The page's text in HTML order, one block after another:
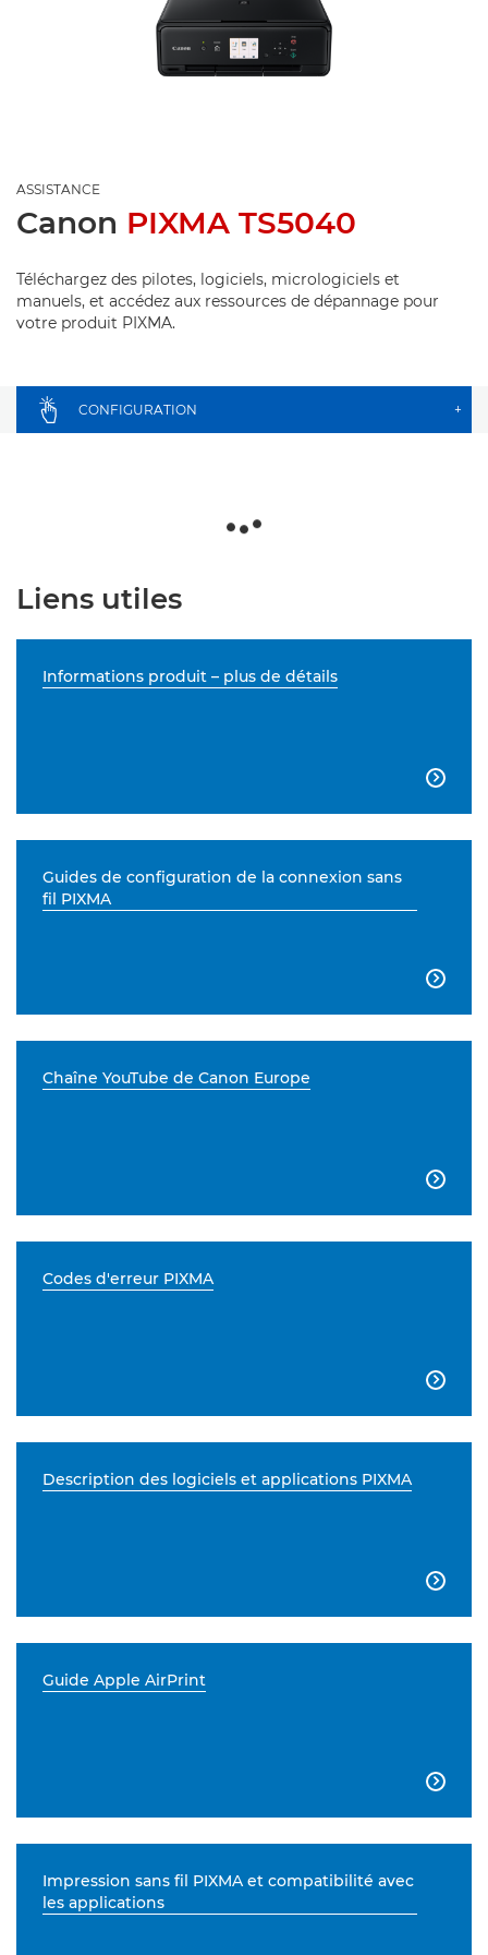
ASSISTANCE
Canon PIXMA TS5040
Téléchargez des pilotes, logiciels, micrologiciels et
manuels, et accédez aux ressources de dépannage pour
votre produit PIXMA.
CONFIGURATION +
Liens utiles
Informations produit – plus de détails

Guides de configuration de la connexion sans
fil PIXMA

Chaîne YouTube de Canon Europe

Codes d'erreur PIXMA

Description des logiciels et applications PIXMA

Guide Apple AirPrint

Impression sans fil PIXMA et compatibilité avec
les applications